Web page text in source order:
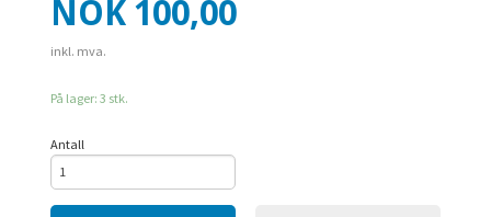
Pris
NOK 100,00
inkl. mva.
På lager: 3 stk.
Antall